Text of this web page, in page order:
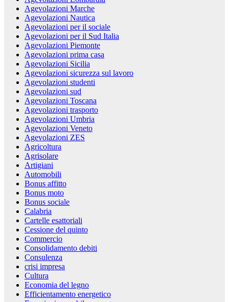
Agevolazioni Marche
Agevolazioni Nautica
Agevolazioni per il sociale
Agevolazioni per il Sud Italia
Agevolazioni Piemonte
Agevolazioni prima casa
Agevolazioni Sicilia
Agevolazioni sicurezza sul lavoro
Agevolazioni studenti
Agevolazioni sud
Agevolazioni Toscana
Agevolazioni trasporto
Agevolazioni Umbria
Agevolazioni Veneto
Agevolazioni ZES
Agricoltura
Agrisolare
Artigiani
Automobili
Bonus affitto
Bonus moto
Bonus sociale
Calabria
Cartelle esattoriali
Cessione del quinto
Commercio
Consolidamento debiti
Consulenza
crisi impresa
Cultura
Economia del legno
Efficientamento energetico